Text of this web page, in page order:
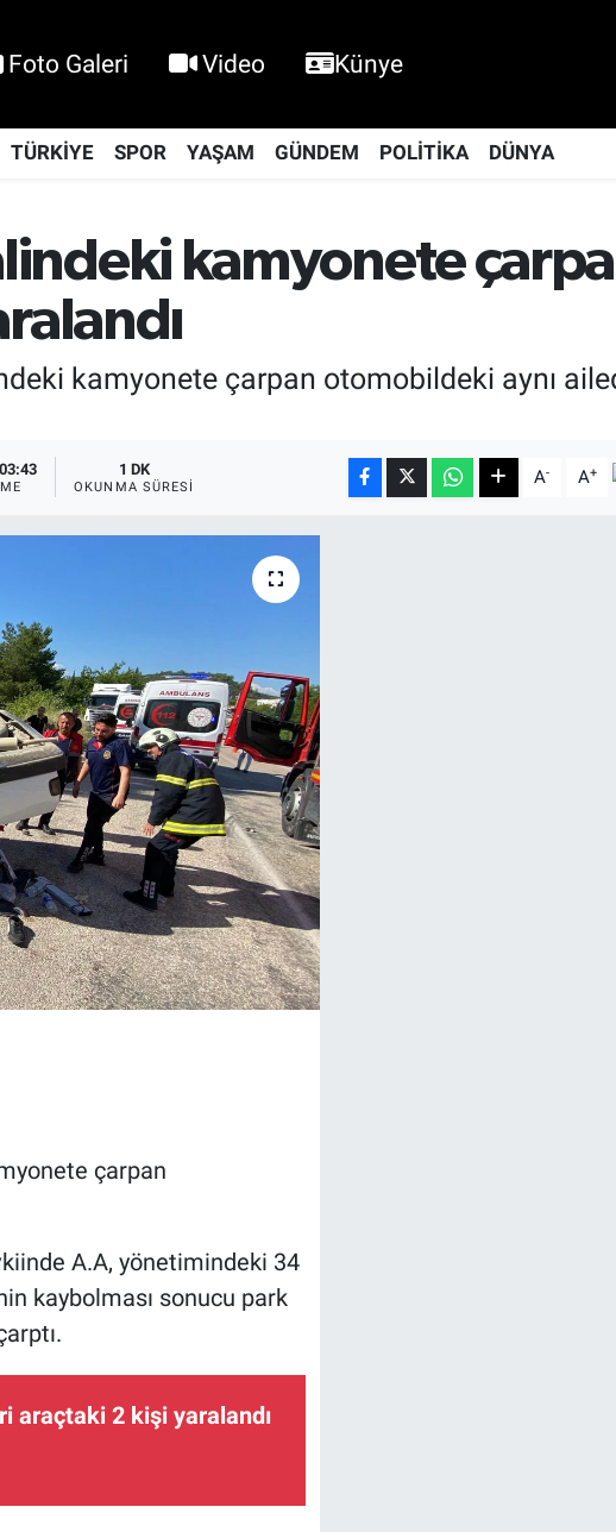
Foto Galeri Video Künye
TÜRKİYE SPOR YAŞAM GÜNDEM POLİTİKA DÜNYA
kamyonete
kamyonete çarpan otomobildeki aynı
1 DK
OKUNMA SÜRESI A- A+
çarpan
A.A, yönetimindeki 34
kaybolması sonucu park
araçtaki 2 kişi yaralandı